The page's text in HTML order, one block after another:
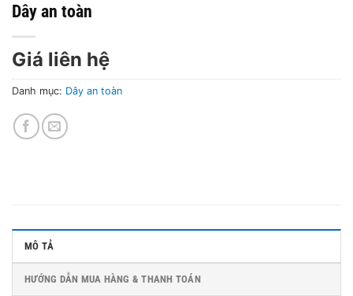
Dây an toàn
Giá liên hệ
Danh mục: Dây an toàn
MÔ TẢ
HƯỚNG DẪN MUA HÀNG & THANH TOÁN